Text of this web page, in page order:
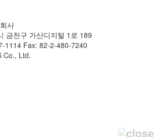
사
금천구 가산디지털 1로 189
1114 Fax: 82-2-480-7240
Co., Ltd.